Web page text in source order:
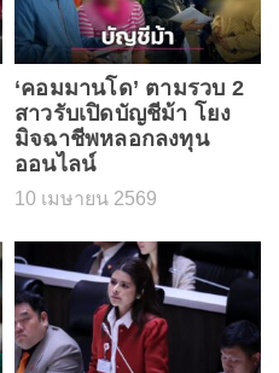
‘คอมมานโด’ ตามรวบ 2
สาวรับเปิดบัญชีม้า โยง
มิจฉาชีพหลอกลงทุน
ออนไลน์
10 เมษายน 2569